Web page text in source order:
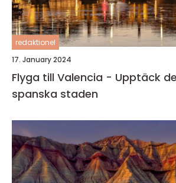
redaktionel
17. January 2024
Flyga till Valencia - Upptäck
spanska staden